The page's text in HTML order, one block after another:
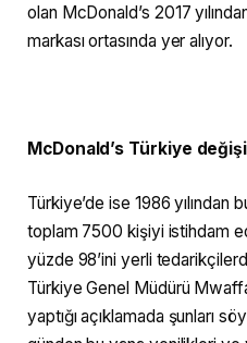
olan McDonald’s 2017
markası ortasında yer alıyor.
McDonald’s Türkiye
Türkiye’de ise 1986 yılından
toplam 7500 kişiyi istihdam
yüzde 98’ini yerli
Türkiye Genel Müdürü
yaptığı açıklamada şunları